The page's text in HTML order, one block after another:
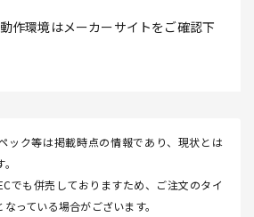
作環境はメーカーサイトをご確認下
ック等は掲載時点の情報であり、現状とは
でも併売しておりますため、ご注文のタイ
っている場合がございます。